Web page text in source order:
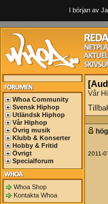
I början av
Whoa Community
Svensk Hiphop
Utländsk Hiphop
Vår Hiphop
Övrig musik
Klubb & Konserter
Hobby & Fritid
Övrigt
Specialforum
Whoa Shop
Kontakta Whoa
Vår
2011-